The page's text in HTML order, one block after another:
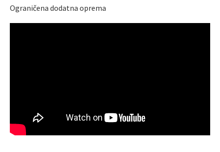
Ograničena dodatna oprema